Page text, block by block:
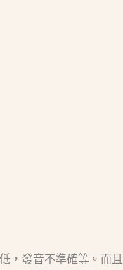
，發音不準確等。而且